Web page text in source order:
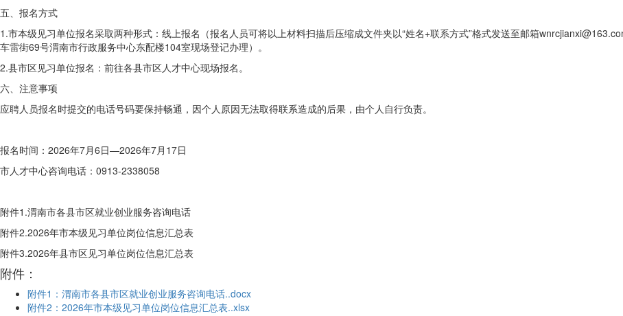
五、报名方式
1.市本级见习单位报名采取两种形式：线上报名（报名人员可将以上材料扫描后压缩成文件夹以“姓名+联系方式”格式发送至邮箱
车雷街69号渭南市行政服务中心东配楼104室现场登记办理）。
2.县市区见习单位报名：前往各县市区人才中心现场报名。
六、注意事项
应聘人员报名时提交的电话号码要保持畅通，因个人原因无法取得联系造成的后果，由个人自行负责。
报名时间：2026年7月6日—2026年7月17日
市人才中心咨询电话：0913-2338058
附件1.渭南市各县市区就业创业服务咨询电话
附件2.2026年市本级见习单位岗位信息汇总表
附件3.2026年县市区见习单位岗位信息汇总表
附件：
附件1：渭南市各县市区就业创业服务咨询电话..docx
附件2：2026年市本级见习单位岗位信息汇总表..xlsx